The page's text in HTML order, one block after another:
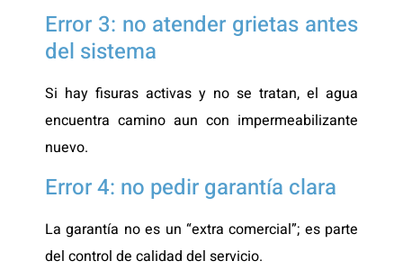
Error 3: no atender grietas antes
del sistema
Si hay fisuras activas y no se tratan, el agua
encuentra camino aun con impermeabilizante
nuevo.
Error 4: no pedir garantía clara
La garantía no es un “extra comercial”; es parte
del control de calidad del servicio.